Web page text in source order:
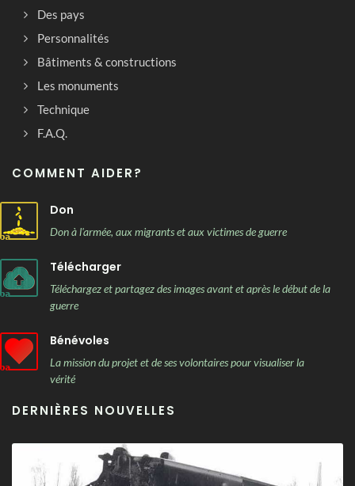
Des pays
Personnalités
Bâtiments & constructions
Les monuments
Technique
F.A.Q.
COMMENT AIDER?
Don
Don à l'armée, aux migrants et aux victimes de guerre
Télécharger
Téléchargez et partagez des images avant et après le début de la
guerre
Bénévoles
La mission du projet et de ses volontaires pour visualiser la
vérité
DERNIÈRES NOUVELLES